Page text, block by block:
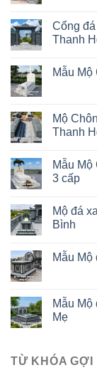
Cổng
Thanh
Mẫu Mộ
Mộ
Thanh
Mẫu Mộ
3 cấp
Mộ đá
Bình
Mẫu Mộ
Mẫu Mộ
Mẹ
TỪ KHÓA GỢI